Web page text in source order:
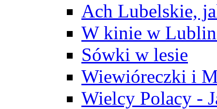
Ach Lubelskie,
W kinie w
Sówki w lesie
Wiewióreczki i
Wielcy Polacy -